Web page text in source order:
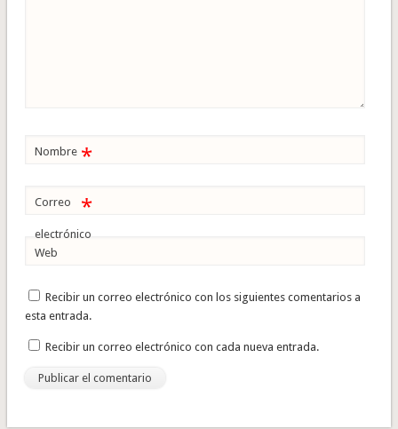
Nombre *
Correo
electrónico
*
Web
Recibir un correo electrónico con los siguientes comentarios a
esta entrada.
Recibir un correo electrónico con cada nueva entrada.